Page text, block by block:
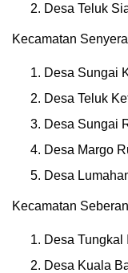
Desa Teluk
Kecamatan
Desa Sungai
Desa Teluk
Desa Sungai
Desa Margo
Desa
Kecamatan
Desa Tungkal
Desa Kuala